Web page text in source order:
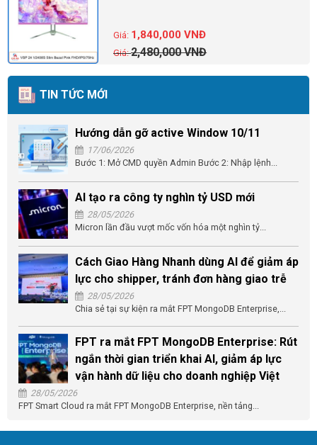
2,480,000VNĐ
1,840,000VNĐ
TIN TỨC MỚI
Hướng dẫn gỡ active Window 10/11
17/06/2026
Bước 1: Mở CMD quyền Admin Bước 2: Nhập lệnh...
AI tạo ra công ty nghìn tỷ USD mới
28/05/2026
Micron lần đầu vượt mốc vốn hóa một nghìn tỷ...
Cách Giao Hàng Nhanh dùng AI để giảm áp
lực cho shipper, tránh đơn hàng giao trễ
28/05/2026
Chia sẻ tại sự kiện ra mắt FPT MongoDB Enterprise,...
FPT ra mắt FPT MongoDB Enterprise: Rút
ngắn thời gian triển khai AI, giảm áp lực
vận hành dữ liệu cho doanh nghiệp Việt
28/05/2026
FPT Smart Cloud ra mắt FPT MongoDB Enterprise, nền tảng...